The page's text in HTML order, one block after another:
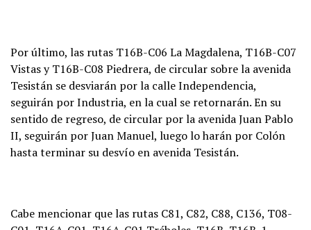
Por último, las rutas T16B-C06 La Magdalena, T16B-C07
Vistas y T16B-C08 Piedrera, de circular sobre la avenida
Tesistán se desviarán por la calle Independencia,
seguirán por Industria, en la cual se retornarán. En su
sentido de regreso, de circular por la avenida Juan Pablo
II, seguirán por Juan Manuel, luego lo harán por Colón
hasta terminar su desvío en avenida Tesistán.
Cabe mencionar que las rutas C81, C82, C88, C136, T08-